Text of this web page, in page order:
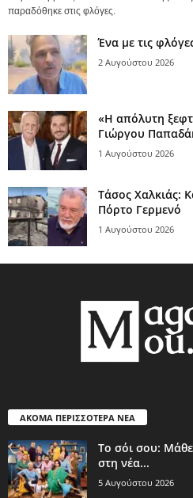
παραδόθηκε στις φλόγες.
Ένα με τις
2 Αυγούστου 2026
«Η απόλυτη
Γιώργου
1 Αυγούστου 2026
Τάσος Χαλκιάς:
Πόρτο Γερμενό
1 Αυγούστου 2026
ΑΚΟΜΑ ΠΕΡΙΣΣΟΤΕΡΑ ΝΕΑ
Το σόι σου: Μάθε
στη νέα...
5 Αυγούστου 2026